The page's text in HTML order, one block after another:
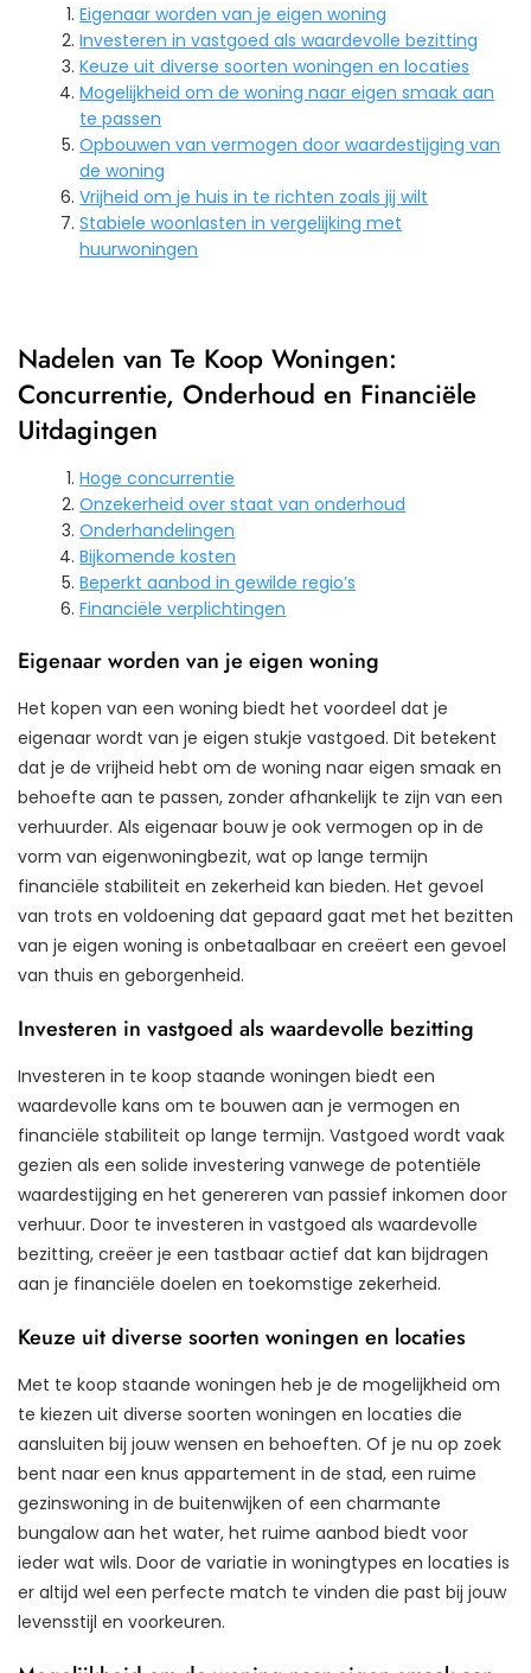
Eigenaar worden van je eigen woning
Investeren in vastgoed als waardevolle bezitting
Keuze uit diverse soorten woningen en locaties
Mogelijkheid om de woning naar eigen smaak aan
te passen
Opbouwen van vermogen door waardestijging van
de woning
Vrijheid om je huis in te richten zoals jij wilt
Stabiele woonlasten in vergelijking met
huurwoningen
Nadelen van Te Koop Woningen:
Concurrentie, Onderhoud en Financiële
Uitdagingen
Hoge concurrentie
Onzekerheid over staat van onderhoud
Onderhandelingen
Bijkomende kosten
Beperkt aanbod in gewilde regio’s
Financiële verplichtingen
Eigenaar worden van je eigen woning
Het kopen van een woning biedt het voordeel dat je
eigenaar wordt van je eigen stukje vastgoed. Dit betekent
dat je de vrijheid hebt om de woning naar eigen smaak en
behoefte aan te passen, zonder afhankelijk te zijn van een
verhuurder. Als eigenaar bouw je ook vermogen op in de
vorm van eigenwoningbezit, wat op lange termijn
financiële stabiliteit en zekerheid kan bieden. Het gevoel
van trots en voldoening dat gepaard gaat met het bezitten
van je eigen woning is onbetaalbaar en creëert een gevoel
van thuis en geborgenheid.
Investeren in vastgoed als waardevolle bezitting
Investeren in te koop staande woningen biedt een
waardevolle kans om te bouwen aan je vermogen en
financiële stabiliteit op lange termijn. Vastgoed wordt vaak
gezien als een solide investering vanwege de potentiële
waardestijging en het genereren van passief inkomen door
verhuur. Door te investeren in vastgoed als waardevolle
bezitting, creëer je een tastbaar actief dat kan bijdragen
aan je financiële doelen en toekomstige zekerheid.
Keuze uit diverse soorten woningen en locaties
Met te koop staande woningen heb je de mogelijkheid om
te kiezen uit diverse soorten woningen en locaties die
aansluiten bij jouw wensen en behoeften. Of je nu op zoek
bent naar een knus appartement in de stad, een ruime
gezinswoning in de buitenwijken of een charmante
bungalow aan het water, het ruime aanbod biedt voor
ieder wat wils. Door de variatie in woningtypes en locaties is
er altijd wel een perfecte match te vinden die past bij jouw
levensstijl en voorkeuren.